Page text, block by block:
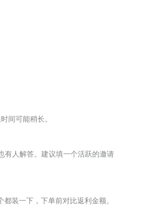
间可能稍长。
有人解答。建议填一个活跃的邀请
装一下，下单前对比返利金额。